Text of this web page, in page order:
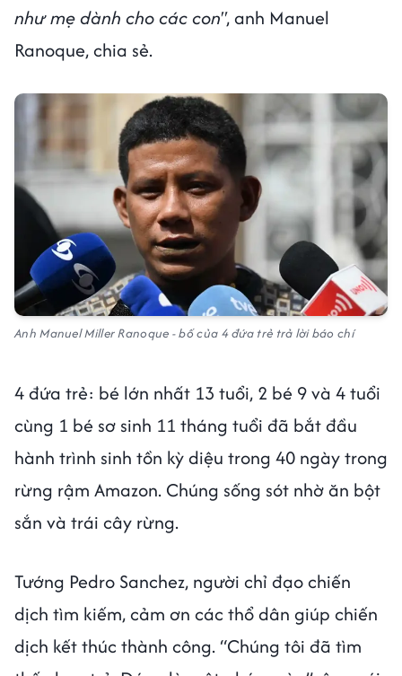
như mẹ dành cho các con", anh Manuel
Ranoque, chia sẻ.
Anh Manuel Miller Ranoque - bố của 4 đứa trẻ trả lời báo chí
4 đứa trẻ: bé lớn nhất 13 tuổi, 2 bé 9 và 4 tuổi
cùng 1 bé sơ sinh 11 tháng tuổi đã bắt đầu
hành trình sinh tồn kỳ diệu trong 40 ngày trong
rừng rậm Amazon. Chúng sống sót nhờ ăn bột
sắn và trái cây rừng.
Tướng Pedro Sanchez, người chỉ đạo chiến
dịch tìm kiếm, cảm ơn các thổ dân giúp chiến
dịch kết thúc thành công. “Chúng tôi đã tìm